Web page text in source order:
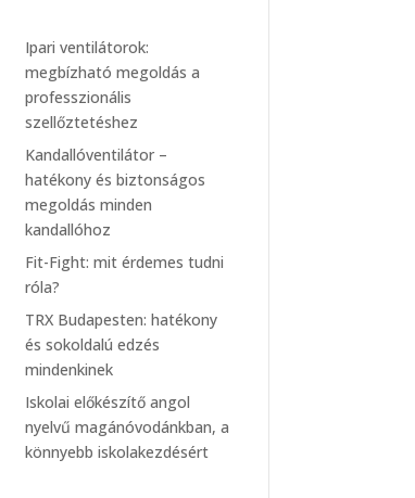
Ipari ventilátorok:
megbízható megoldás a
professzionális
szellőztetéshez
Kandallóventilátor –
hatékony és biztonságos
megoldás minden
kandallóhoz
Fit-Fight: mit érdemes tudni
róla?
TRX Budapesten: hatékony
és sokoldalú edzés
mindenkinek
Iskolai előkészítő angol
nyelvű magánóvodánkban, a
könnyebb iskolakezdésért